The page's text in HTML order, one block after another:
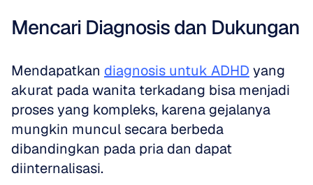
Mencari Diagnosis dan Dukungan
Mendapatkan diagnosis untuk ADHD yang
akurat pada wanita terkadang bisa menjadi
proses yang kompleks, karena gejalanya
mungkin muncul secara berbeda
dibandingkan pada pria dan dapat
diinternalisasi.